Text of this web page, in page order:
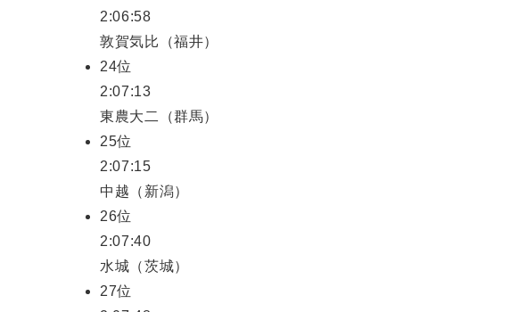
2:06:58
敦賀気比（福井）
24位
2:07:13
東農大二（群馬）
25位
2:07:15
中越（新潟）
26位
2:07:40
水城（茨城）
27位